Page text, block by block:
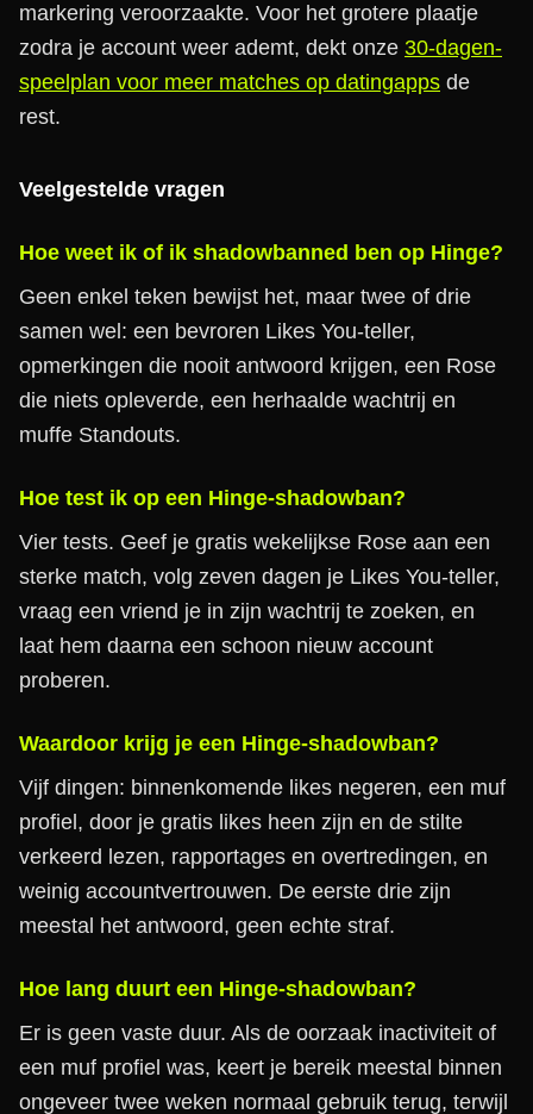
markering veroorzaakte. Voor het grotere plaatje
zodra je account weer ademt, dekt onze 30-dagen-
speelplan voor meer matches op datingapps de
rest.
Veelgestelde vragen
Hoe weet ik of ik shadowbanned ben op Hinge?
Geen enkel teken bewijst het, maar twee of drie
samen wel: een bevroren Likes You-teller,
opmerkingen die nooit antwoord krijgen, een Rose
die niets opleverde, een herhaalde wachtrij en
muffe Standouts.
Hoe test ik op een Hinge-shadowban?
Vier tests. Geef je gratis wekelijkse Rose aan een
sterke match, volg zeven dagen je Likes You-teller,
vraag een vriend je in zijn wachtrij te zoeken, en
laat hem daarna een schoon nieuw account
proberen.
Waardoor krijg je een Hinge-shadowban?
Vijf dingen: binnenkomende likes negeren, een muf
profiel, door je gratis likes heen zijn en de stilte
verkeerd lezen, rapportages en overtredingen, en
weinig accountvertrouwen. De eerste drie zijn
meestal het antwoord, geen echte straf.
Hoe lang duurt een Hinge-shadowban?
Er is geen vaste duur. Als de oorzaak inactiviteit of
een muf profiel was, keert je bereik meestal binnen
ongeveer twee weken normaal gebruik terug, terwijl